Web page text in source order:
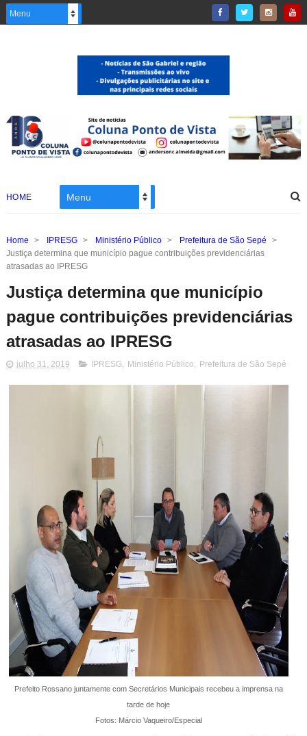
HOME
Home > IPRESG > Ministério Público > Prefeitura de São Sepé
>
Justiça determina que município pague contribuições previdenciárias
atrasadas ao IPRESG
Justiça determina que município
pague contribuições previdenciárias
atrasadas ao IPRESG
julho 31, 2019 IPRESG, Ministério Público, Prefeitura de São Sepé
Prefeito Rossano juntamente com Secretários Municipais recebeu a imprensa na
tarde de hoje
Fotos: Márcio Vaqueiro/Especial